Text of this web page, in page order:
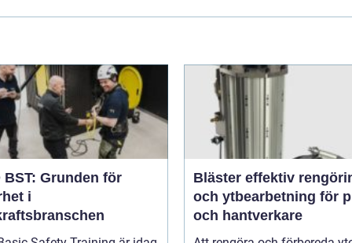
BST: Grunden för
i
Bläster effektiv rengöring
och ytbearbetning för
och hantverkare